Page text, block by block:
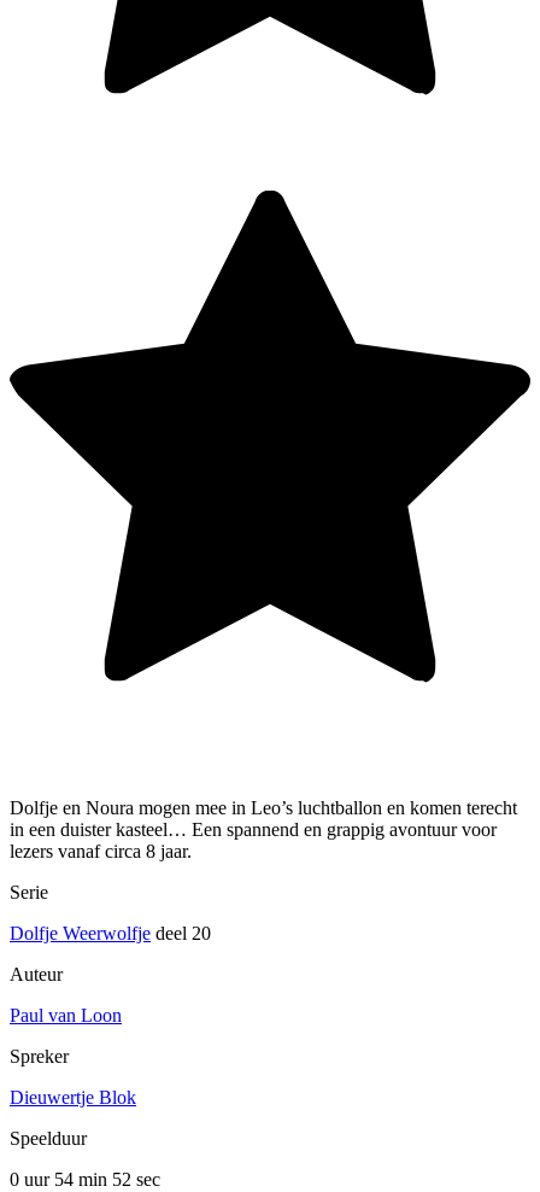
Dolfje en Noura mogen mee in Leo’s luchtballon en komen terecht
in een duister kasteel… Een spannend en grappig avontuur voor
lezers vanaf circa 8 jaar.
Serie
Dolfje Weerwolfje deel 20
Auteur
Paul van Loon
Spreker
Dieuwertje Blok
Speelduur
0 uur 54 min 52 sec